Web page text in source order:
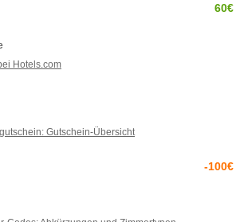
60€
Hotels.com
Gutschein-Übersicht
-100€